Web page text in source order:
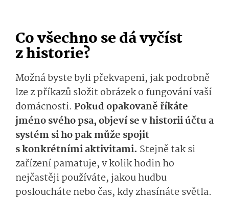
Co všechno se dá vyčíst
z historie?
Možná byste byli překvapeni, jak podrobně
lze z příkazů složit obrázek o fungování vaší
domácnosti. Pokud opakovaně říkáte
jméno svého psa, objeví se v historii účtu a
systém si ho pak může spojit
s konkrétními aktivitami. Stejně tak si
zařízení pamatuje, v kolik hodin ho
nejčastěji používáte, jakou hudbu
posloucháte nebo čas, kdy zhasínáte světla.